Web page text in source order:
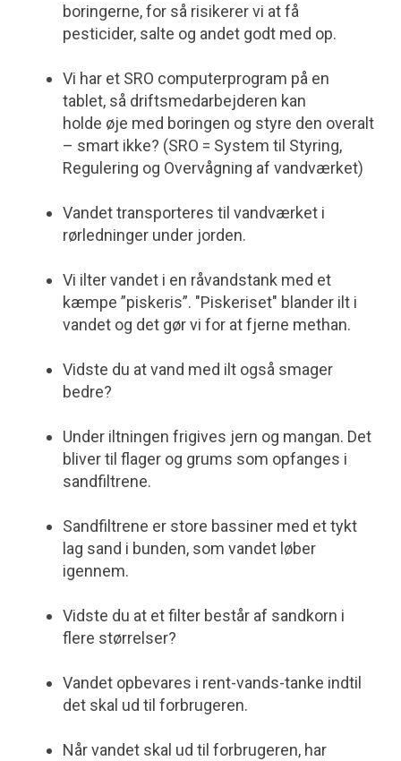
boringerne, for så risikerer vi at få
pesticider, salte og andet godt med op.
Vi har et SRO computerprogram på en
tablet, så driftsmedarbejderen kan
holde øje med boringen og styre den overalt
– smart ikke? (SRO = System til Styring,
Regulering og Overvågning af vandværket)
Vandet transporteres til vandværket i
rørledninger under jorden.
Vi ilter vandet i en råvandstank med et
kæmpe ”piskeris”. "Piskeriset" blander ilt i
vandet og det gør vi for at fjerne methan.
Vidste du at vand med ilt også smager
bedre?
Under iltningen frigives jern og mangan. Det
bliver til flager og grums som opfanges i
sandfiltrene.
Sandfiltrene er store bassiner med et tykt
lag sand i bunden, som vandet løber
igennem.
Vidste du at et filter består af sandkorn i
flere størrelser?
Vandet opbevares i rent-vands-tanke indtil
det skal ud til forbrugeren.
Når vandet skal ud til forbrugeren, har